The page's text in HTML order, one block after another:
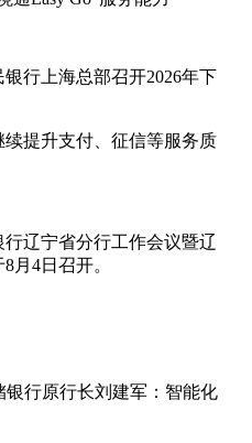
行上海总部召开2026年下
提升支付、征信等服务质
辽宁省分行工作会议暨辽
月4日召开。
行原行长刘建军：智能化